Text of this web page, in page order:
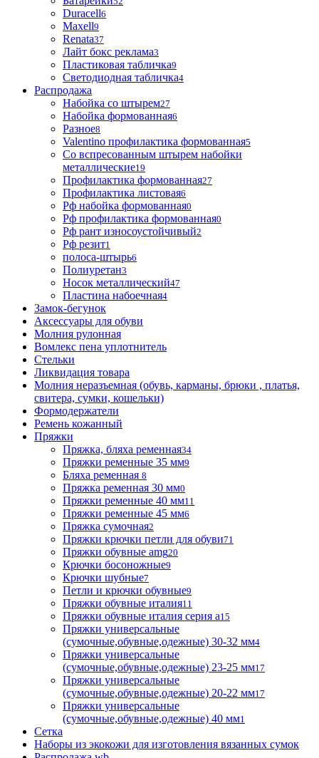
Duracell6
Maxell9
Renata37
Лайт бокс реклама3
Пластиковая табличка9
Светодиодная табличка4
Распродажа
Набойка со штырем27
Набойка формованная6
Разное8
Valentino профилактика формованная5
Со вспресованным штырем набойки
металлические19
Профилактика формованная27
Профилактика листовая6
Рф набойка формованная0
Рф профилактика формованная0
Рф рант износоустойчивый2
Рф резит1
полоса-штырь6
Полиуретан3
Носок металлический47
Пластина набоечная4
Замок-бегунок
Аксессуары для обуви
Молния рулонная
Вомлекс пена уплотнитель
Стельки
Ликвидация товара
Молния неразъемная (обувь, карманы, брюки , платья,
свитера, сумки, кошельки)
Формодержатели
Ремень кожанный
Пряжки
Пряжка, бляха ременная34
Пряжки ременные 35 мм9
Бляха ременная 8
Пряжка ременная 30 мм0
Пряжки ременные 40 мм11
Пряжки ременные 45 мм6
Пряжка сумочная2
Пряжки крючки петли для обуви71
Пряжки обувные аmg20
Крючки босоножные9
Крючки шубные7
Петли и крючки обувные9
Пряжки обувные италия11
Пряжки обувные италия серия а15
Пряжки универсальные
(сумочные,обувные,одежные) 30-32 мм4
Пряжки универсальные
(сумочные,обувные,одежные) 23-25 мм17
Пряжки универсальные
(сумочные,обувные,одежные) 20-22 мм17
Пряжки универсальные
(сумочные,обувные,одежные) 40 мм1
Сетка
Наборы из экокожи для изготовления вязанных сумок